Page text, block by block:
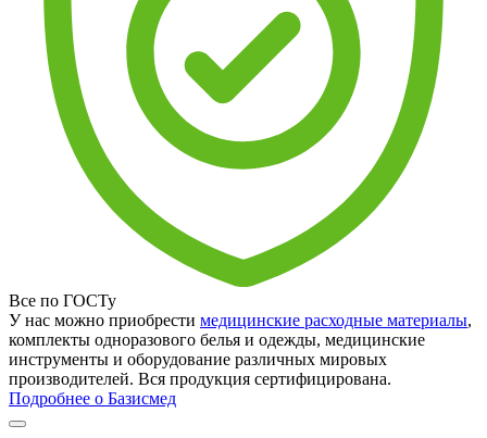
Все по ГОСТу
У нас можно приобрести медицинские расходные материалы,
комплекты одноразового белья и одежды, медицинские
инструменты и оборудование различных мировых
производителей. Вся продукция сертифицирована.
Подробнее о Базисмед